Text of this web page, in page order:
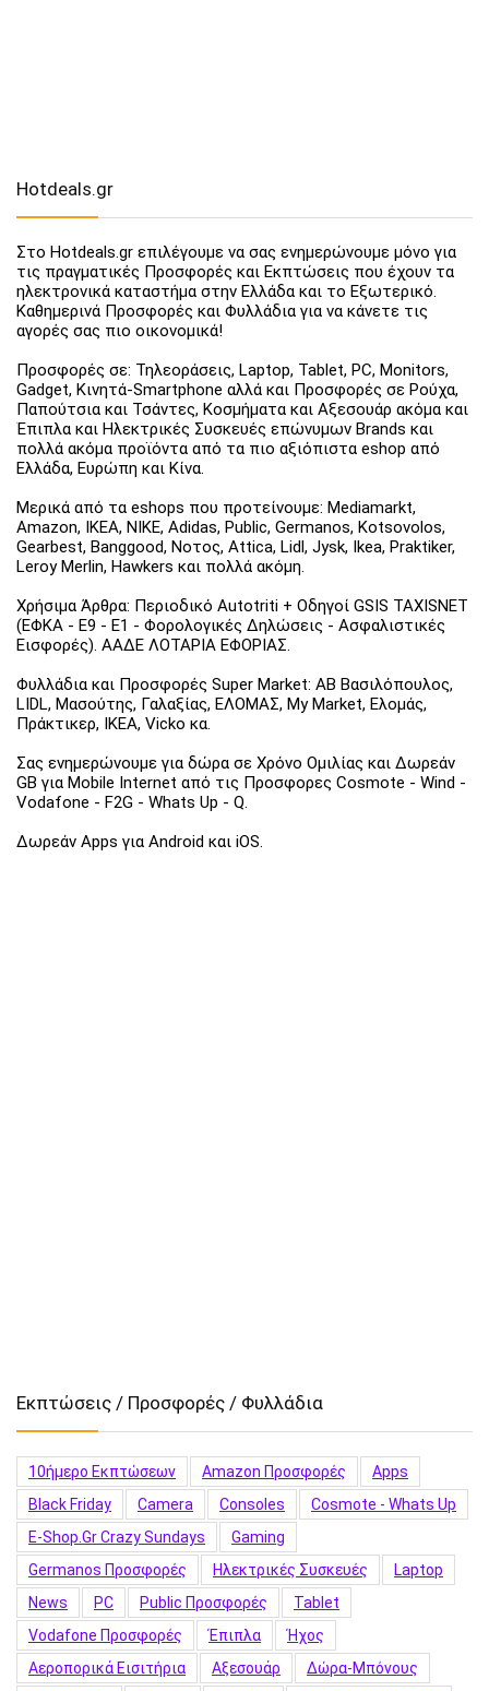
Hotdeals.gr
Στο Hotdeals.gr επιλέγουμε να σας ενημερώνουμε μόνο για
τις πραγματικές Προσφορές και Εκπτώσεις που έχουν τα
ηλεκτρονικά καταστήμα στην Ελλάδα και το Εξωτερικό.
Καθημερινά Προσφορές και Φυλλάδια για να κάνετε τις
αγορές σας πιο οικονομικά!
Προσφορές σε: Τηλεοράσεις, Laptop, Tablet, PC, Monitors,
Gadget, Κινητά-Smartphone αλλά και Προσφορές σε Ρούχα,
Παπούτσια και Τσάντες, Κοσμήματα και Αξεσουάρ ακόμα και
Έπιπλα και Ηλεκτρικές Συσκευές επώνυμων Brands και
πολλά ακόμα προϊόντα από τα πιο αξιόπιστα eshop από
Ελλάδα, Ευρώπη και Κίνα.
Μερικά από τα eshops που προτείνουμε: Mediamarkt,
Amazon, IKEA, NIKE, Adidas, Public, Germanos, Kotsovolos,
Gearbest, Banggood, Νοτος, Attica, Lidl, Jysk, Ikea, Praktiker,
Leroy Merlin, Hawkers και πολλά ακόμη.
Χρήσιμα Άρθρα: Περιοδικό Autotriti + Οδηγοί GSIS TAXISNET
(ΕΦΚΑ - Ε9 - Ε1 - Φορολογικές Δηλώσεις - Ασφαλιστικές
Εισφορές). ΑΑΔΕ ΛΟΤΑΡΙΑ ΕΦΟΡΙΑΣ.
Φυλλάδια και Προσφορές Super Market: ΑΒ Βασιλόπουλος,
LIDL, Μασούτης, Γαλαξίας, ΕΛΟΜΑΣ, My Market, Ελομάς,
Πράκτικερ, ΙΚΕΑ, Vicko κα.
Σας ενημερώνουμε για δώρα σε Χρόνο Ομιλίας και Δωρεάν
GB για Mobile Internet από τις Προσφορες Cosmote - Wind -
Vodafone - F2G - Whats Up - Q.
Δωρεάν Apps για Android και iOS.
Εκπτώσεις / Προσφορές / Φυλλάδια
10ήμερο Εκπτώσεων Amazon Προσφορές
Apps
Black Friday
Camera Consoles
Cosmote - Whats Up
E-Shop.gr Crazy Sundays
Gaming
Germanos Προσφορές
Hλεκτρικές Συσκευές
Laptop
News
PC Public Προσφορές
Tablet
Vodafone Προσφορές
Έπιπλα
Ήχος
Αεροπορικά Εισιτήρια
Αξεσουάρ
Δώρα-Μπόνους